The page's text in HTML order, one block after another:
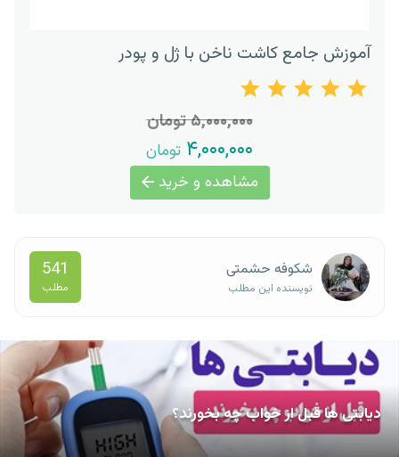
آموزش جامع کاشت ناخن با ژل و پودر
۵,۰۰۰,۰۰۰ تومان
۴,۰۰۰,۰۰۰ تومان
مشاهده و خرید
شکوفه حشمتی
نویسنده این مطلب
541
مطلب
دیابتی ها قبل از خواب چه بخورند؟